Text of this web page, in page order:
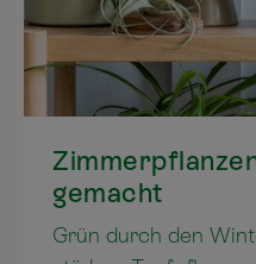
gemacht
Grün durch den